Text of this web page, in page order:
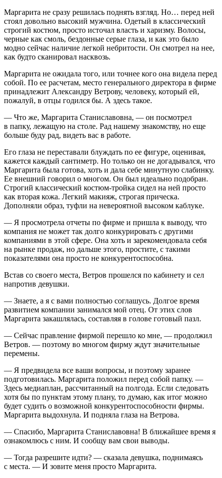
Маргарита не сразу решилась поднять взгляд. Но… перед ней
стоял довольно высокий мужчина. Одетый в классический
строгий костюм, просто источал власть и харизму. Волосы,
черные как смоль, бездонные серые глаза, и как это было
модно сейчас наличие легкой небритости. Он смотрел на нее,
как будто сканировал насквозь.
Маргарита не ожидала того, или точнее кого она видела перед
собой. По ее расчетам, место генерального директора в фирме
принадлежит Александру Ветрову, человеку, который ей,
пожалуй, в отцы годился бы. А здесь такое.
— Что же, Маргарита Станиславовна, — он посмотрел
в папку, лежащую на столе. Рад нашему знакомству, но еще
больше буду рад, видеть вас в работе.
Его глаза не переставали блуждать по ее фигуре, оценивая,
кажется каждый сантиметр. Но только он не догадывался, что
Маргарита была готова, хоть и дала себе минутную слабинку.
Ее внешний говорил о многом. Он был идеально подобран.
Строгий классический костюм-тройка сидел на ней просто
как вторая кожа. Легкий макияж, строгая прическа.
Дополняли образ, туфли на невероятной высоком каблуке.
— Я просмотрела отчеты по фирме и пришла к выводу, что
компания не может так долго конкурировать с другими
компаниями в этой сфере. Она хоть и зарекомендовала себя
на рынке продаж, но дальше этого, простите, с такими
показателями она просто не конкурентоспособна.
Встав со своего места, Ветров прошелся по кабинету и сел
напротив девушки.
— Знаете, а я с вами полностью соглашусь. Долгое время
развитием компании занимался мой отец. От этих слов
Маргарита закашлялась, составляя в голове готовый пазл.
— Сейчас правление фирмой перешло ко мне, — продолжил
Ветров. — поэтому во многом фирму ждут значительные
перемены.
— Я предвидела все ваши вопросы, и поэтому заранее
подготовилась. Маргарита положил перед собой папку. —
Здесь медиаплан, рассчитанный на полгода. Если следовать
хотя бы по пунктам этому плану, то думаю, как итог можно
будет судить о возможной конкурентоспособности фирмы.
Маргарита выдохнула. И подняла глаза на Ветрова.
— Спасибо, Маргарита Станиславовна! В ближайшее время я
ознакомлюсь с ним. И сообщу вам свои выводы.
— Тогда разрешите идти? — сказала девушка, поднимаясь
с места. — И зовите меня просто Маргарита.